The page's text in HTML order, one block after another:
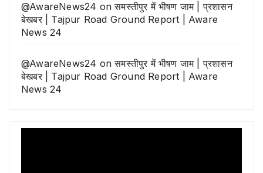
@AwareNews24 onसमस्तीपुर में भीषण जाम | प्रशासन
बेखबर | Tajpur Road Ground Report | Aware
News 24
@AwareNews24 onसमस्तीपुर में भीषण जाम | प्रशासन
बेखबर | Tajpur Road Ground Report | Aware
News 24